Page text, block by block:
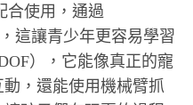
合使用，通過
這讓青少年更容易學習
），它能像真正的寵
，還能使用機械臂抓